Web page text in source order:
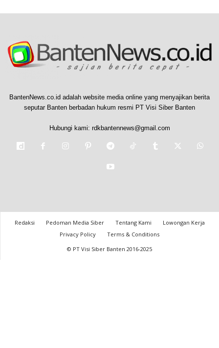
BantenNews.co.id adalah website media online yang menyajikan berita
seputar Banten berbadan hukum resmi PT Visi Siber Banten
Hubungi kami: rdkbantennews@gmail.com
Redaksi Pedoman Media Siber Tentang Kami
Lowongan Kerja
Privacy Policy
Terms & Conditions
© PT Visi Siber Banten 2016-2025